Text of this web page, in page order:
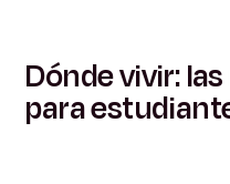
Dónde vivir:
para